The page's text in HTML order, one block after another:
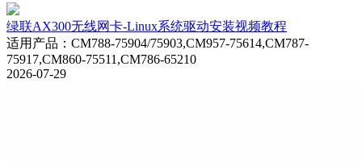
绿联AX300无线网卡-Linux系统驱动安装视频教程
适用产品 ： CM788-75904/75903,CM957-75614,CM787-
75917,CM860-75511,CM786-65210
2026-07-29